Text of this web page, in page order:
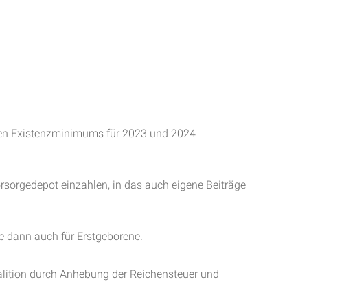
Existenzminimums für 2023 und 2024
einzahlen, in das auch eigene Beiträge
dann auch für Erstgeborene.
durch Anhebung der Reichensteuer und